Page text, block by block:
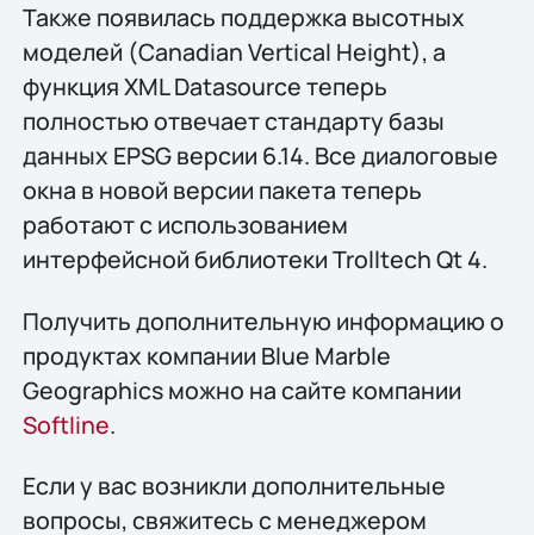
Также появилась поддержка высотных
моделей (Canadian Vertical Height), а
функция XML Datasource теперь
полностью отвечает стандарту базы
данных EPSG версии 6.14. Все диалоговые
окна в новой версии пакета теперь
работают с использованием
интерфейсной библиотеки Trolltech Qt 4.
Получить дополнительную информацию о
продуктах компании Blue Marble
Geographics можно на сайте компании
Softline.
Если у вас возникли дополнительные
вопросы, свяжитесь с менеджером